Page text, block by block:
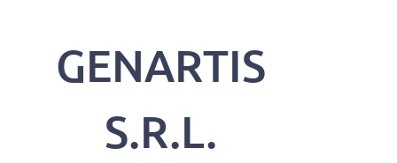
GENARTIS
S.R.L.